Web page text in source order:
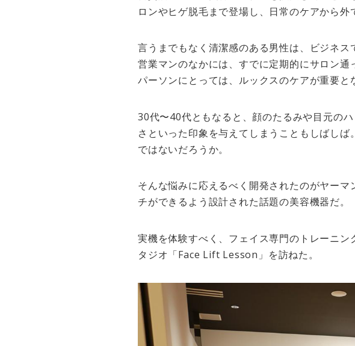
ロンやヒゲ脱毛まで登場し、日常のケアから
言うまでもなく清潔感のある男性は、ビジネ
営業マンのなかには、すでに定期的にサロン
パーソンにとっては、ルックスのケアが重要と
30代〜40代ともなると、顔のたるみや目元の
さといった印象を与えてしまうこともしばし
ではないだろうか。
そんな悩みに応えるべく開発されたのがヤー
チができるよう設計された話題の美容機器だ。
実機を体験すべく、フェイス専門のトレーニ
タジオ「Face Lift Lesson」を訪ねた。